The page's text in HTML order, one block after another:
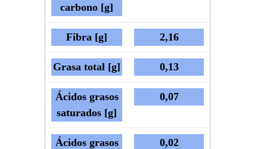
carbono [g]
Fibra [g] 2,16
Grasa total [g] 0,13
Ácidos grasos
saturados [g]
0,07
Ácidos grasos
0,02